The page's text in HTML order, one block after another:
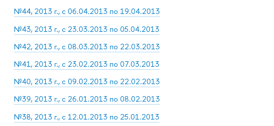
№44, 2013 г., с 06.04.2013 по 19.04.2013
№43, 2013 г., с 23.03.2013 по 05.04.2013
№42, 2013 г., с 08.03.2013 по 22.03.2013
№41, 2013 г., с 23.02.2013 по 07.03.2013
№40, 2013 г., с 09.02.2013 по 22.02.2013
№39, 2013 г., с 26.01.2013 по 08.02.2013
№38, 2013 г., с 12.01.2013 по 25.01.2013